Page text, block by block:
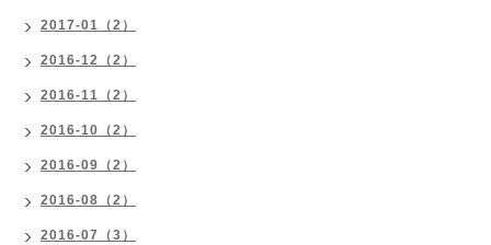
2017-01（2）
2016-12（2）
2016-11（2）
2016-10（2）
2016-09（2）
2016-08（2）
2016-07（3）